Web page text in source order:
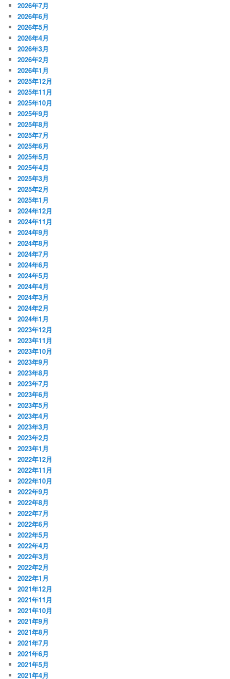
2026年7月
2026年6月
2026年5月
2026年4月
2026年3月
2026年2月
2026年1月
2025年12月
2025年11月
2025年10月
2025年9月
2025年8月
2025年7月
2025年6月
2025年5月
2025年4月
2025年3月
2025年2月
2025年1月
2024年12月
2024年11月
2024年9月
2024年8月
2024年7月
2024年6月
2024年5月
2024年4月
2024年3月
2024年2月
2024年1月
2023年12月
2023年11月
2023年10月
2023年9月
2023年8月
2023年7月
2023年6月
2023年5月
2023年4月
2023年3月
2023年2月
2023年1月
2022年12月
2022年11月
2022年10月
2022年9月
2022年8月
2022年7月
2022年6月
2022年5月
2022年4月
2022年3月
2022年2月
2022年1月
2021年12月
2021年11月
2021年10月
2021年9月
2021年8月
2021年7月
2021年6月
2021年5月
2021年4月